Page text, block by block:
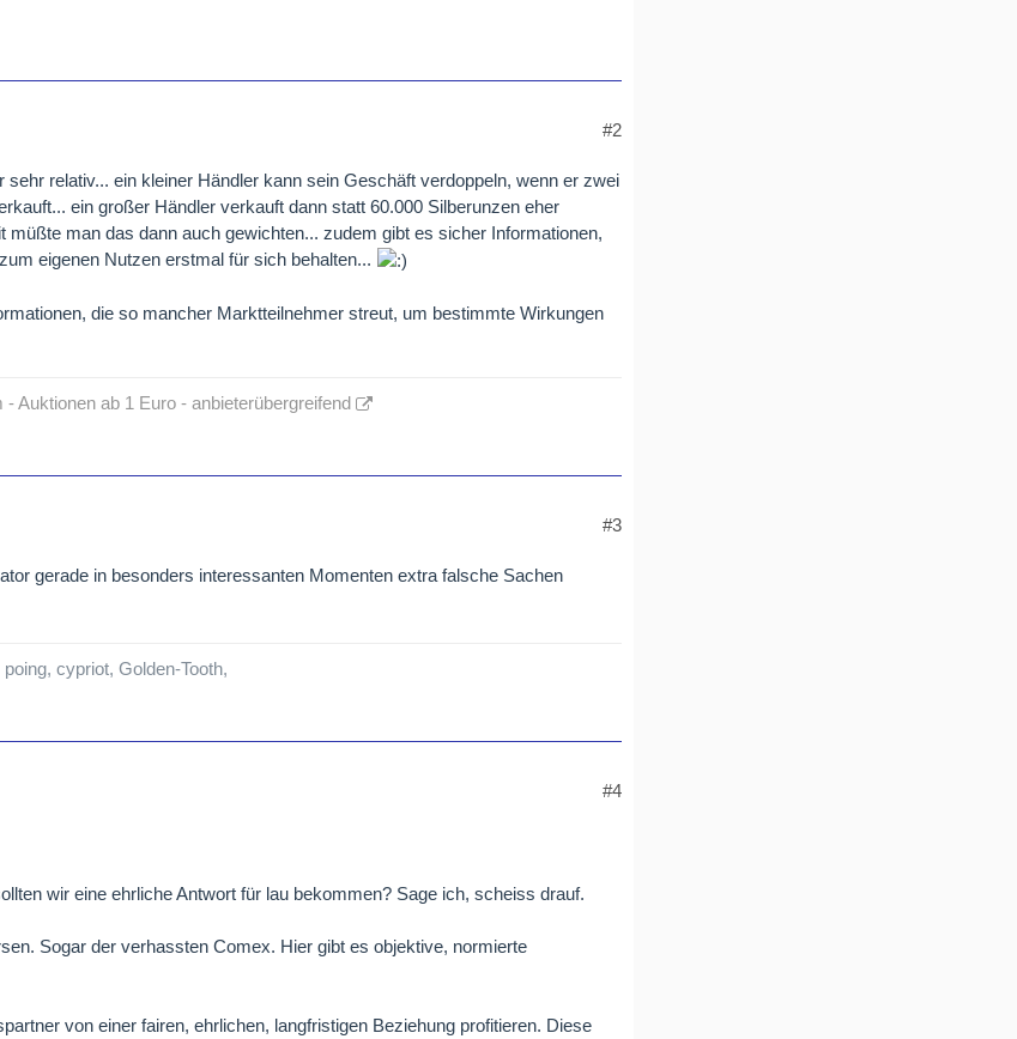
#2
sehr relativ... ein kleiner Händler kann sein Geschäft verdoppeln, wenn er zwei
ein großer Händler verkauft dann statt 60.000 Silberunzen eher
müßte man das dann auch gewichten... zudem gibt es sicher Informationen,
eigenen Nutzen erstmal für sich behalten...
die so mancher Marktteilnehmer streut, um bestimmte Wirkungen
Auktionen ab 1 Euro - anbieterübergreifend
#3
gerade in besonders interessanten Momenten extra falsche Sachen
cypriot, Golden-Tooth,
#4
wir eine ehrliche Antwort für lau bekommen? Sage ich, scheiss drauf.
Sogar der verhassten Comex. Hier gibt es objektive, normierte
von einer fairen, ehrlichen, langfristigen Beziehung profitieren. Diese